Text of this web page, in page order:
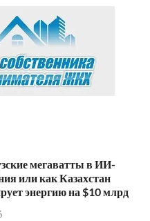
мегаватты в ИИ-
или как Казахстан
энергию на $10 млрд